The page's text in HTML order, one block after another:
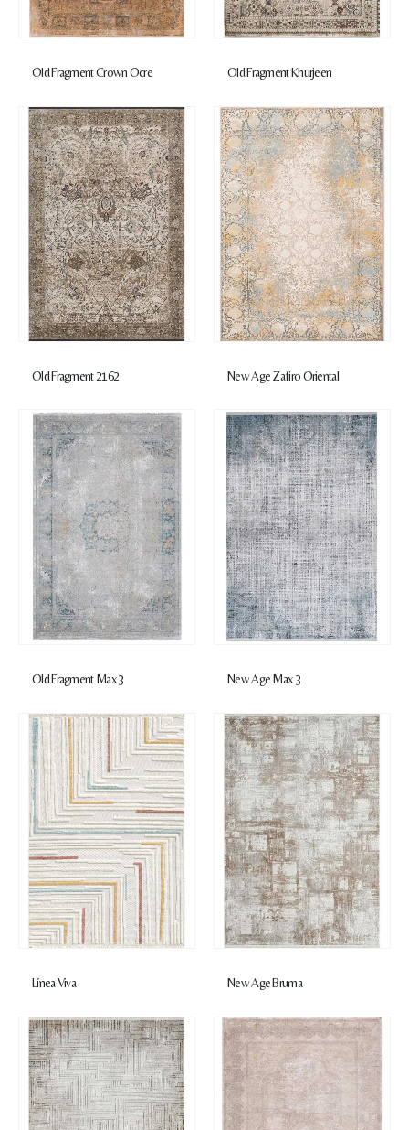
Old Fragment Crown Ocre Old Fragment Khurjeen
Old Fragment 2162 New Age Zafiro Oriental
Old Fragment Max 3 New Age Max 3
Línea Viva New Age Bruma